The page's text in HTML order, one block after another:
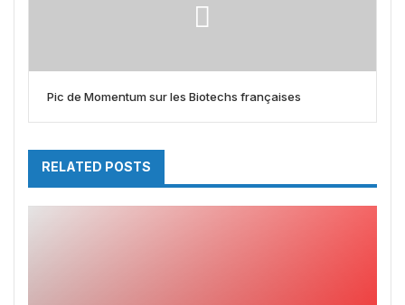
Pic de Momentum sur les Biotechs françaises
RELATED POSTS